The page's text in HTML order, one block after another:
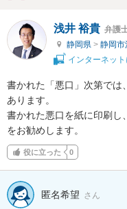
浅井 裕貴 弁護
静岡県 > 静岡市
インターネッ
書かれた「悪口」次第では
あります。
書かれた悪口を紙に印刷し
をお勧めします。
役に立った 0
匿名希望 さん